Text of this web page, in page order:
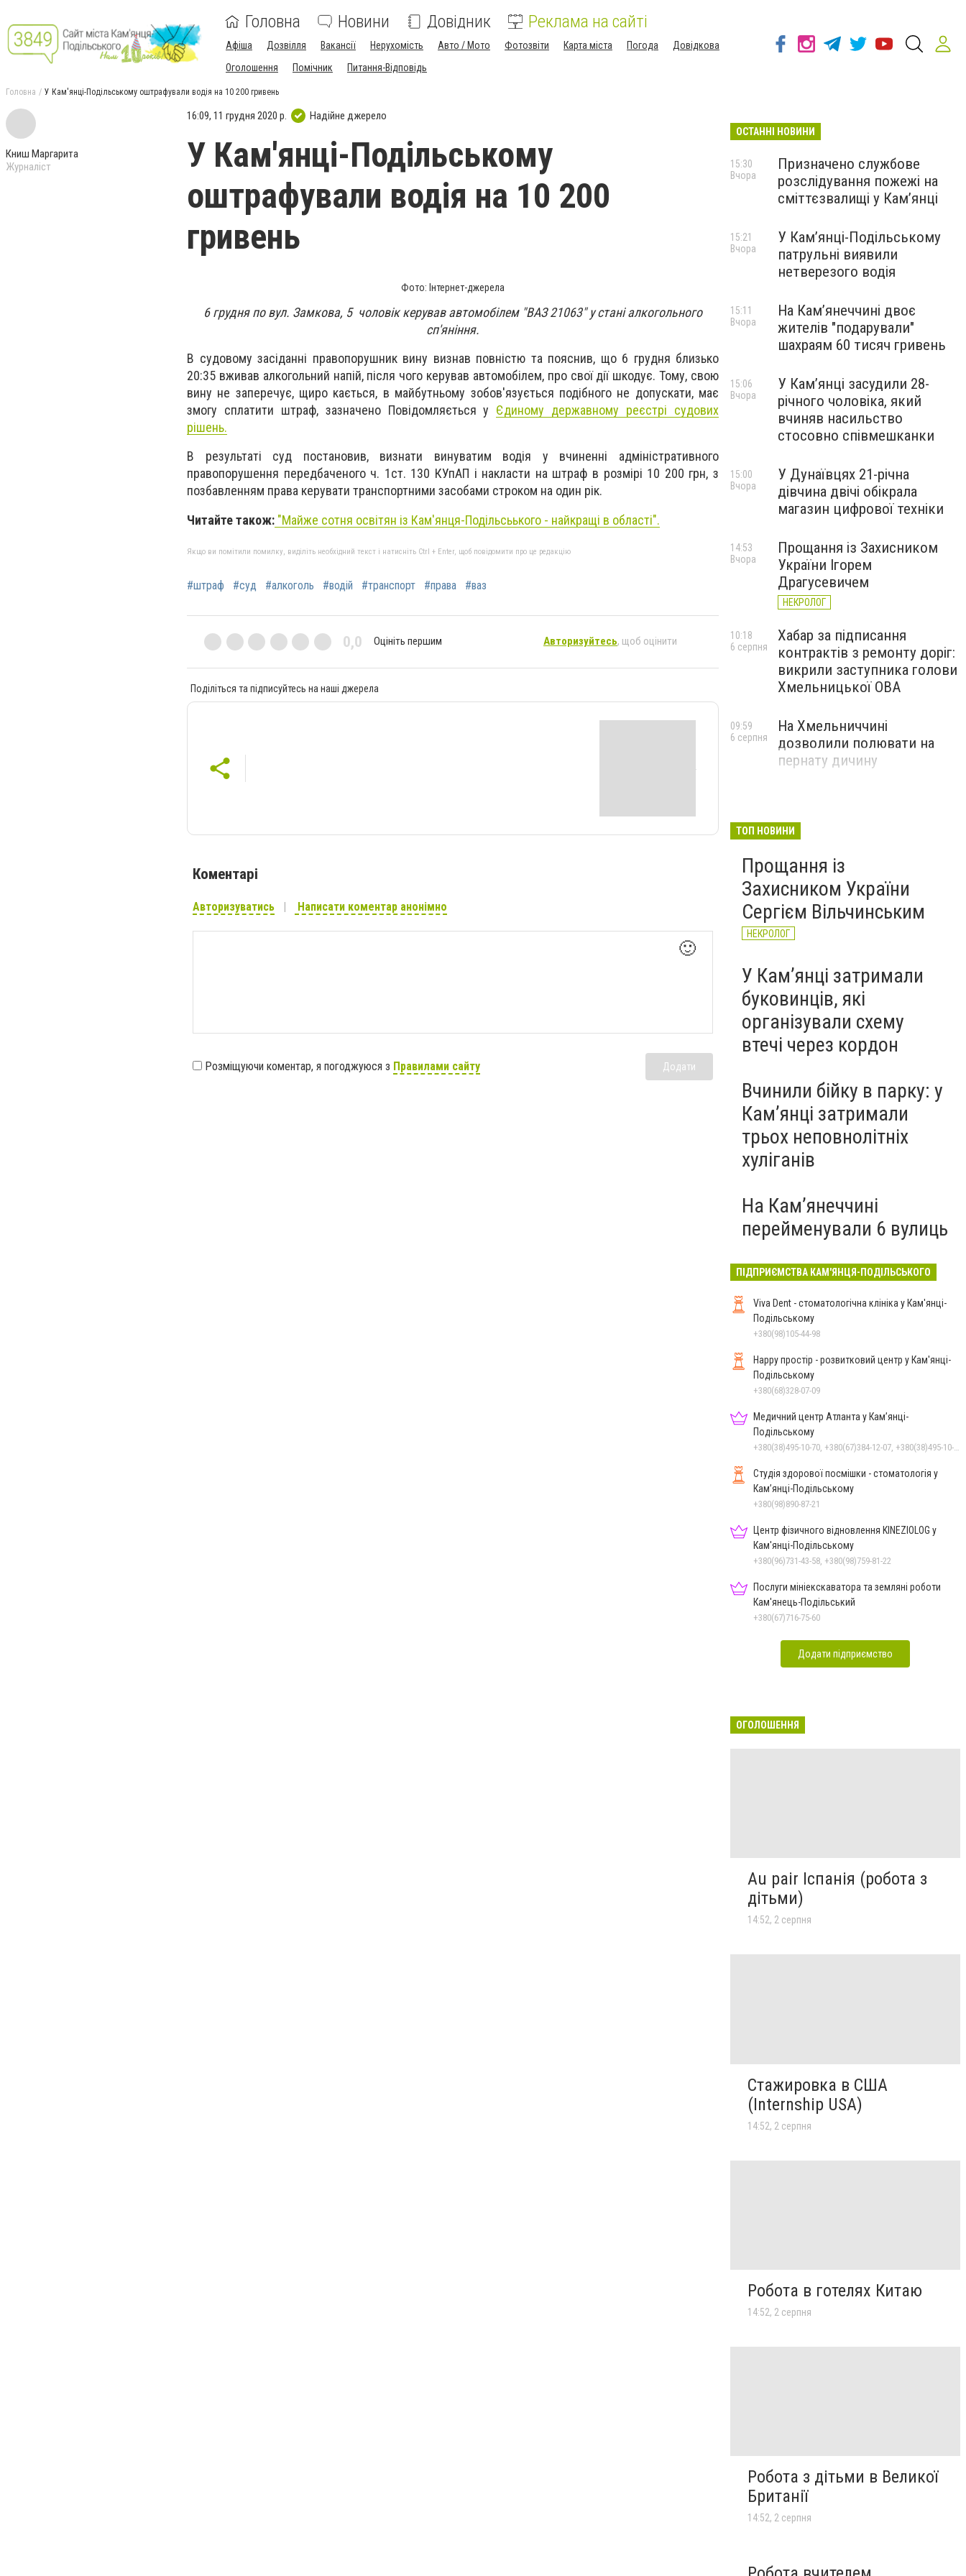
Головна Новини Довідник Реклама на сайті
Афіша Дозвілля Вакансії Нерухомість Авто / Мото Фотозвіти Карта міста Погода
Довідкова
Оголошення
Помічник Питання-Відповідь
Головна У Кам'янці-Подільському оштрафували водія на 10 200 гривень
Книш Маргарита
Журналіст
16:09, 11 грудня 2020 р. Надійне джерело
У Кам'янці-Подільському
оштрафували водія на 10 200
гривень
Фото: Інтернет-джерела
6 грудня по вул. Замкова, 5 чоловік керував автомобілем "ВАЗ 21063" у стані алкогольного
сп'яніння.
В судовому засіданні правопорушник вину визнав повністю та пояснив, що 6 грудня близько
20:35 вживав алкогольний напій, після чого керував автомобілем, про свої дії шкодує. Тому, свою
вину не заперечує, щиро кається, в майбутньому зобов'язується подібного не допускати, має
змогу сплатити штраф, зазначено Повідомляється у Єдиному державному реєстрі судових
рішень.
В результаті суд постановив, визнати винуватим водія у вчиненні адміністративного
правопорушення передбаченого ч. 1ст. 130 КУпАП і накласти на штраф в розмірі 10 200 грн, з
позбавленням права керувати транспортними засобами строком на один рік.
Читайте також: "Майже сотня освітян із Кам'янця-Подільсьького - найкращі в області".
Якщо ви помітили помилку, виділіть необхідний текст і натисніть Ctrl + Enter, щоб повідомити про це редакцію
#штраф #суд #алкоголь #водій #транспорт #права #ваз
0,0 Оцініть першим Авторизуйтесь, щоб оцінити
Поділіться та підписуйтесь на наші джерела
Коментарі
Авторизуватись Написати коментар анонімно
🙂
Розміщуючи коментар, я погоджуюся з Правилами сайту Додати
ОСТАННІ НОВИНИ
Призначено службове
розслідування пожежі на
сміттєзвалищі у Кам’янці
15:30
Вчора
У Кам’янці-Подільському
патрульні виявили
нетверезого водія
15:21
Вчора
На Камʼянеччині двоє
жителів "подарували"
шахраям 60 тисяч гривень
15:11
Вчора
У Камʼянці засудили 28-
річного чоловіка, який
вчиняв насильство
стосовно співмешканки
15:06
Вчора
У Дунаївцях 21-річна
дівчина двічі обікрала
магазин цифрової техніки
15:00
Вчора
Прощання із Захисником
України Ігорем
Драгусевичем
НЕКРОЛОГ
14:53
Вчора
Хабар за підписання
контрактів з ремонту доріг:
викрили заступника голови
Хмельницької ОВА
10:18
6 серпня
На Хмельниччині
дозволили полювати на
пернату дичину
09:59
6 серпня
ТОП НОВИНИ
Прощання із
Захисником України
Сергієм Вільчинським
НЕКРОЛОГ
У Кам’янці затримали
буковинців, які
організували схему
втечі через кордон
Вчинили бійку в парку: у
Кам’янці затримали
трьох неповнолітніх
хуліганів
На Камʼянеччині
перейменували 6 вулиць
ПІДПРИЄМСТВА КАМ'ЯНЦЯ-ПОДІЛЬСЬКОГО
Viva Dent - стоматологічна клініка у Кам'янці-
Подільському
+380(98)105-44-98
Happy простір - розвитковий центр у Кам'янці-
Подільському
+380(68)328-07-09
Медичний центр Атланта у Кам’янці-
Подільському
+380(38)495-10-70, +380(67)384-12-07, +380(38)495-10-80
Студія здорової посмішки - стоматологія у
Кам’янці-Подільському
+380(98)890-87-21
Центр фізичного відновлення KINEZIOLOG у
Кам'янці-Подільському
+380(96)731-43-58, +380(98)759-81-22
Послуги мініекскаватора та земляні роботи
Кам'янець-Подільський
+380(67)716-75-60
Додати підприємство
ОГОЛОШЕННЯ
Au pair Іспанія (робота з
дітьми)
14:52, 2 серпня
Стажировка в США
(Internship USA)
14:52, 2 серпня
Робота в готелях Китаю
14:52, 2 серпня
Робота з дітьми в Великої
Британії
14:52, 2 серпня